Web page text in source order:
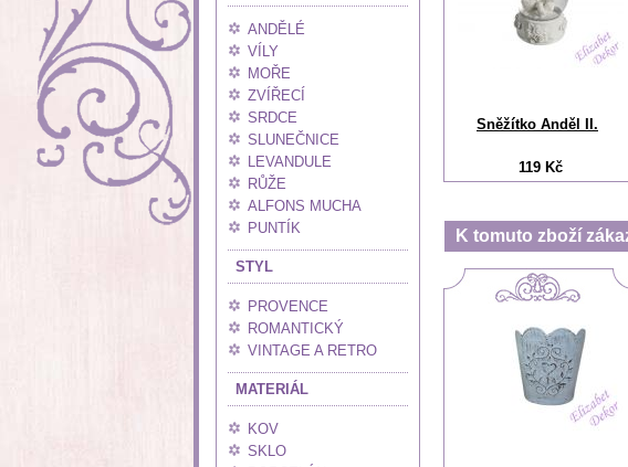
ANDĚLÉ
VÍLY
MOŘE
ZVÍŘECÍ
SRDCE
SLUNEČNICE
LEVANDULE
RŮŽE
ALFONS MUCHA
PUNTÍK
STYL
PROVENCE
ROMANTICKÝ
VINTAGE A RETRO
MATERIÁL
KOV
SKLO
Sněžítko Anděl II.
119 Kč
K tomuto zboží